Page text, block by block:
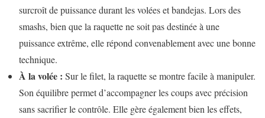
surcroît de puissance durant les volées et bandejas. Lors des
smashs, bien que la raquette ne soit pas destinée à une
puissance extrême, elle répond convenablement avec une bonne
technique.
À la volée : Sur le filet, la raquette se montre facile à manipuler.
Son équilibre permet d’accompagner les coups avec précision
sans sacrifier le contrôle. Elle gère également bien les effets,